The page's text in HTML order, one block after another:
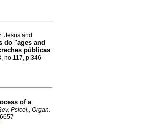
Jesus and
do "ages and
públicas
no.117, p.346-
of a
Psicol., Organ.